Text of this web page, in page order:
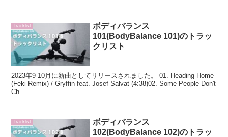
Tracklist
ボディバランス
101(BodyBalance 101)のトラッ
クリスト
2023年9-10月に新曲としてリリースされました。 01. Heading Home
(Feki Remix) / Gryffin feat. Josef Salvat (4:38)02. Some People Don't
Ch...
Tracklist
ボディバランス
102(BodyBalance 102)のトラッ